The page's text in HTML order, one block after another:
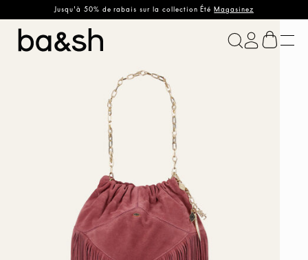
Jusqu'à 50% de rabais sur la collection Été Magasinez
ba&sh